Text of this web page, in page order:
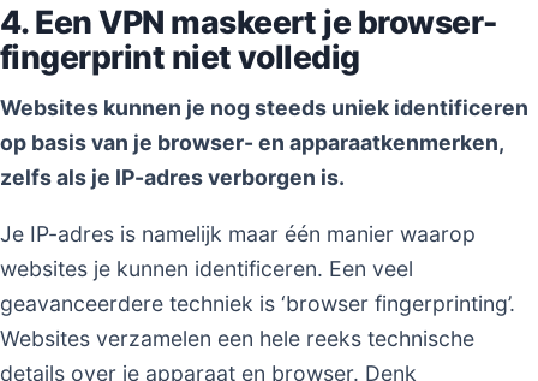
4. Een VPN maskeert je browser-
fingerprint niet volledig
Websites kunnen je nog steeds uniek identificeren
op basis van je browser- en apparaatkenmerken,
zelfs als je IP-adres verborgen is.
Je IP-adres is namelijk maar één manier waarop
websites je kunnen identificeren. Een veel
geavanceerdere techniek is ‘browser fingerprinting’.
Websites verzamelen een hele reeks technische
details over je apparaat en browser. Denk